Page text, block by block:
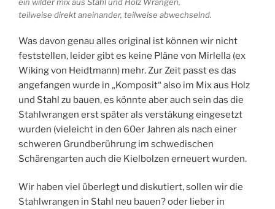
ein wilder mix aus Stahl und Holz Wrangen,
teilweise direkt aneinander, teilweise abwechselnd.
Was davon genau alles original ist können wir nicht
feststellen, leider gibt es keine Pläne von Mirlella (ex
Wiking von Heidtmann) mehr. Zur Zeit passt es das
angefangen wurde in „Komposit“ also im Mix aus Holz
und Stahl zu bauen, es könnte aber auch sein das die
Stahlwrangen erst später als verstäkung eingesetzt
wurden (vieleicht in den 60er Jahren als nach einer
schweren Grundberührung im schwedischen
Schärengarten auch die Kielbolzen erneuert wurden.
Wir haben viel überlegt und diskutiert, sollen wir die
Stahlwrangen in Stahl neu bauen? oder lieber in